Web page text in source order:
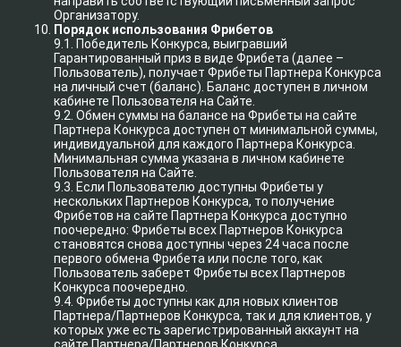
Организатору.
Порядок использования Фрибетов
9.1. Победитель Конкурса, выигравший
Гарантированный приз в виде Фрибета (далее –
Пользователь), получает Фрибеты Партнера Конкурса
на личный счет (баланс). Баланс доступен в личном
кабинете Пользователя на Сайте.
9.2. Обмен суммы на балансе на Фрибеты на сайте
Партнера Конкурса доступен от минимальной суммы,
индивидуальной для каждого Партнера Конкурса.
Минимальная сумма указана в личном кабинете
Пользователя на Сайте.
9.3. Если Пользователю доступны Фрибеты у
нескольких Партнеров Конкурса, то получение
Фрибетов на сайте Партнера Конкурса доступно
поочередно: Фрибеты всех Партнеров Конкурса
становятся снова доступны через 24 часа после
первого обмена Фрибета или после того, как
Пользователь заберет Фрибеты всех Партнеров
Конкурса поочередно.
9.4. Фрибеты доступны как для новых клиентов
Партнера/Партнеров Конкурса, так и для клиентов, у
которых уже есть зарегистрированный аккаунт на